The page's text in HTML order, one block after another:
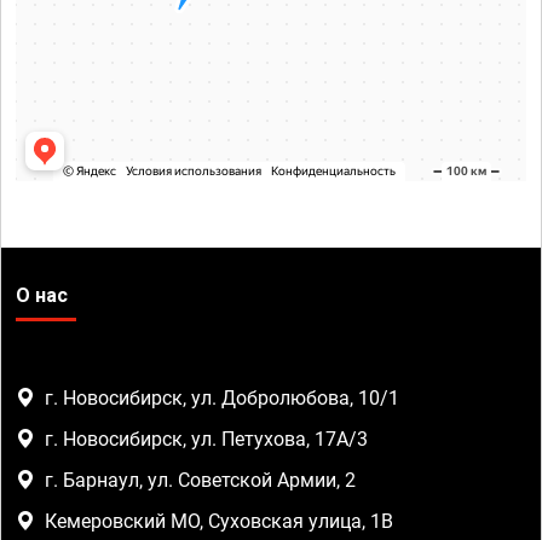
О нас
г. Новосибирск, ул. Добролюбова, 10/1
г. Новосибирск, ул. Петухова, 17А/3
г. Барнаул, ул. Советской Армии, 2
Кемеровский МО, Суховская улица, 1В